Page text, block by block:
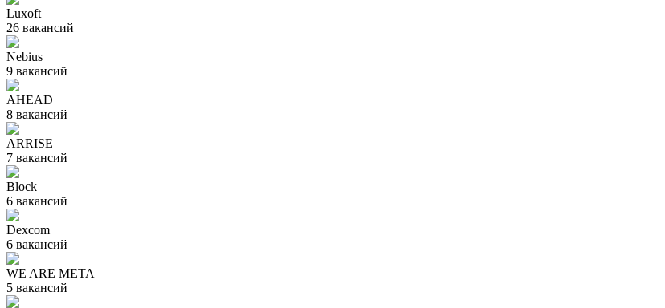
Luxoft
26 вакансий
Nebius
9 вакансий
AHEAD
8 вакансий
ARRISE
7 вакансий
Block
6 вакансий
Dexcom
6 вакансий
WE ARE META
5 вакансий